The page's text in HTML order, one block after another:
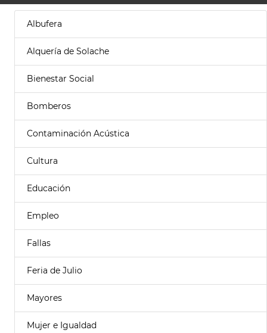
Albufera
Alquería de Solache
Bienestar Social
Bomberos
Contaminación Acústica
Cultura
Educación
Empleo
Fallas
Feria de Julio
Mayores
Mujer e Igualdad